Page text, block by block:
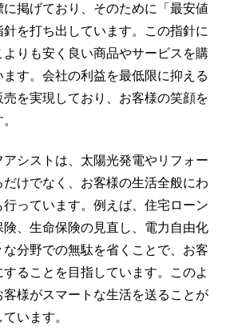
掲げており、そのために「最安値
を打ち出しています。この指針に
りも安く良い商品やサービスを購
す。会社の利益を最低限に抑える
を実現しており、お客様の笑顔を
アシストは、太陽光発電やリフォー
だけでなく、お客様の生活全般にわ
っています。例えば、住宅ローン
、生命保険の見直し、電力自由化
分野での無駄を省くことで、お客
ることを目指しています。このよ
客様がスマートな生活を送ることが
います。